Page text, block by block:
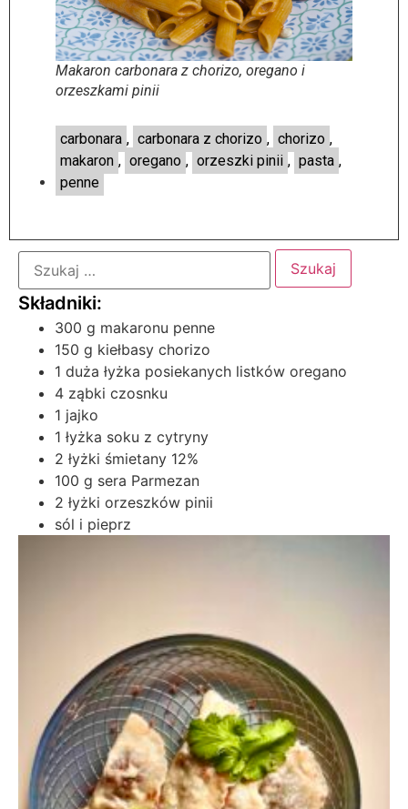
Makaron carbonara z chorizo, oregano i
orzeszkami pinii
carbonara , carbonara z chorizo , chorizo ,
makaron , oregano , orzeszki pinii , pasta ,
penne
300 g makaronu penne
150 g kiełbasy chorizo
1 duża łyżka posiekanych listków oregano
4 ząbki czosnku
1 jajko
1 łyżka soku z cytryny
2 łyżki śmietany 12%
100 g sera Parmezan
2 łyżki orzeszków pinii
sól i pieprz